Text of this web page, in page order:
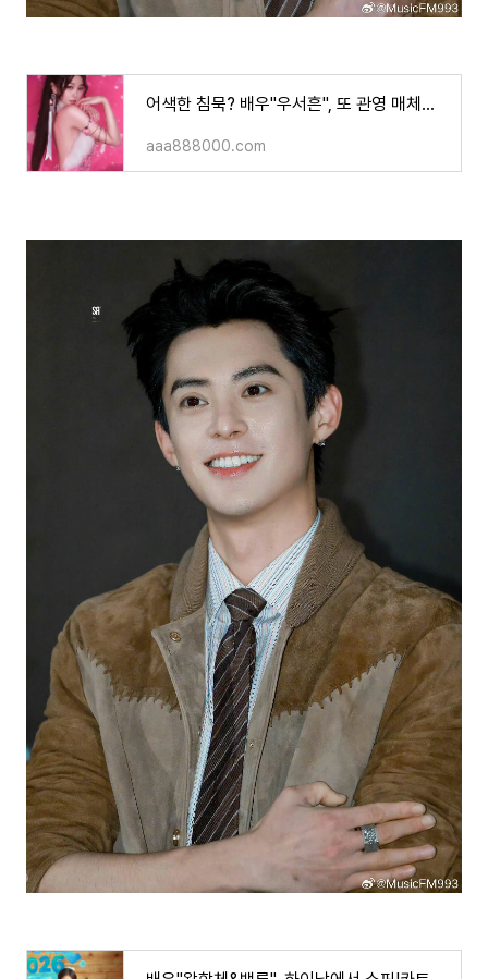
어색한 침묵? 배우"우서흔", 또 관영 매체에 봉쇄..ㄷㄷ배우"왕학체&정우혜"까지 불똥!!
aaa888000.com